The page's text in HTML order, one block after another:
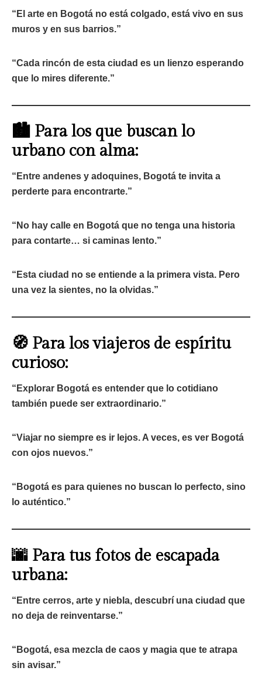
“El arte en Bogotá no está colgado, está vivo en sus
muros y en sus barrios.”
“Cada rincón de esta ciudad es un lienzo esperando
que lo mires diferente.”
🏙️ Para los que buscan lo
urbano con alma:
“Entre andenes y adoquines, Bogotá te invita a
perderte para encontrarte.”
“No hay calle en Bogotá que no tenga una historia
para contarte… si caminas lento.”
“Esta ciudad no se entiende a la primera vista. Pero
una vez la sientes, no la olvidas.”
🧭 Para los viajeros de espíritu
curioso:
“Explorar Bogotá es entender que lo cotidiano
también puede ser extraordinario.”
“Viajar no siempre es ir lejos. A veces, es ver Bogotá
con ojos nuevos.”
“Bogotá es para quienes no buscan lo perfecto, sino
lo auténtico.”
🌆 Para tus fotos de escapada
urbana:
“Entre cerros, arte y niebla, descubrí una ciudad que
no deja de reinventarse.”
“Bogotá, esa mezcla de caos y magia que te atrapa
sin avisar.”